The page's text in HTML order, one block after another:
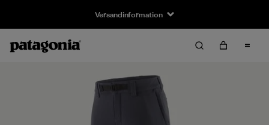
Versandinformation